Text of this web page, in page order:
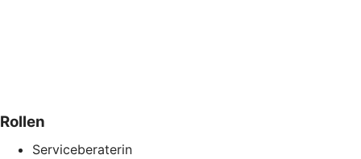
Rollen
Serviceberaterin